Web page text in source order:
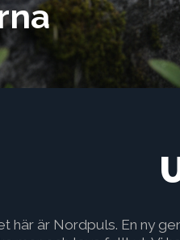
här är Nordpuls. En ny